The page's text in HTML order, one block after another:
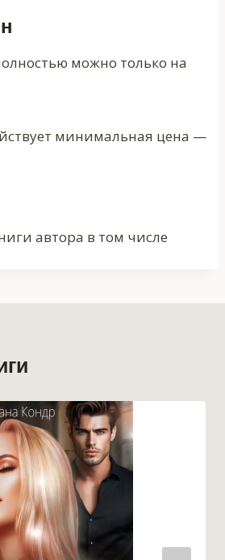
можно только на
минимальная цена —
автора в том числе